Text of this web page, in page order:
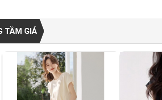
TẦM GIÁ